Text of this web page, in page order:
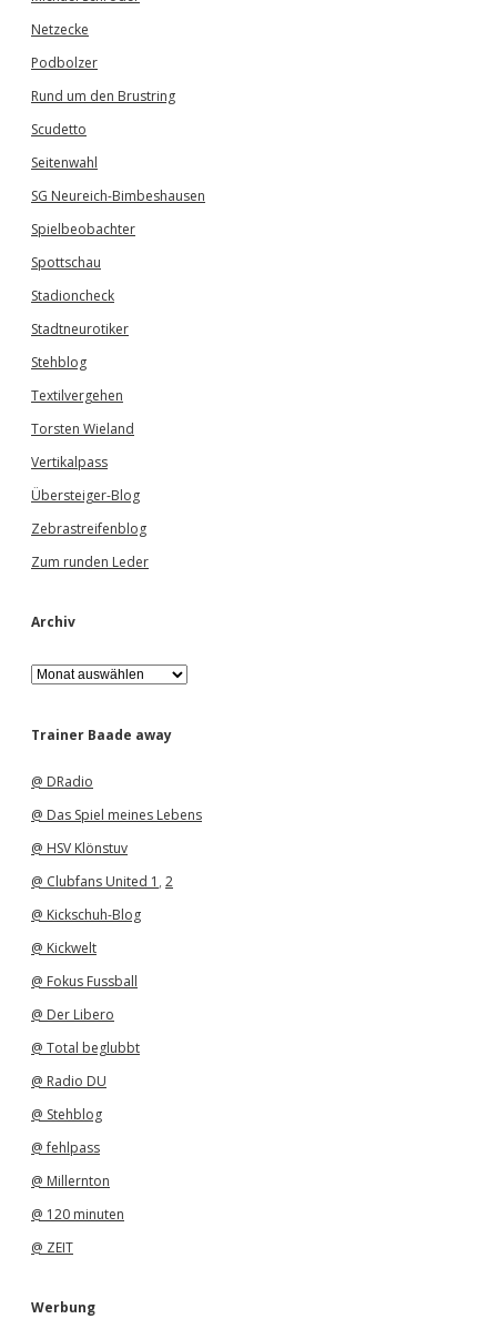
Netzecke
Podbolzer
Rund um den Brustring
Scudetto
Seitenwahl
SG Neureich-Bimbeshausen
Spielbeobachter
Spottschau
Stadioncheck
Stadtneurotiker
Stehblog
Textilvergehen
Torsten Wieland
Vertikalpass
Übersteiger-Blog
Zebrastreifenblog
Zum runden Leder
Archiv
A
r
h
Trainer Baade away
@ DRadio
@ Das Spiel meines Lebens
@ HSV Klönstuv
@ Clubfans United 1 , 2
@ Kickschuh-Blog
@ Kickwelt
@ Fokus Fussball
@ Der Libero
@ Total beglubbt
@ Radio DU
@ Stehblog
@ fehlpass
@ Millernton
@ 120 minuten
@ ZEIT
Werbung